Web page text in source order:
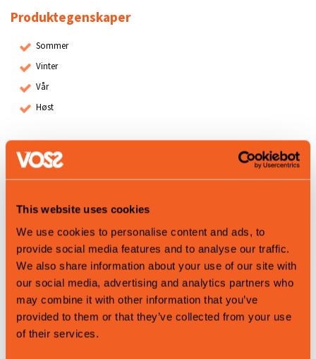
This website uses cookies
We use cookies to personalise content and ads, to
provide social media features and to analyse our traffic.
We also share information about your use of our site with
our social media, advertising and analytics partners who
may combine it with other information that you’ve
provided to them or that they’ve collected from your use
of their services.
Produktegenskaper
Sommer
Vinter
Vår
Høst
Map